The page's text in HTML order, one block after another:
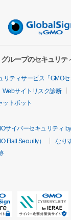
ループのセキュリテ
ティサービス「GMOセ
Webサイトリスク診断
ットボット
サイバーセキュリティ by
Flatt Security）
なり